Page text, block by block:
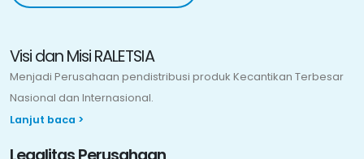
Visi dan Misi RALETSIA
Menjadi Perusahaan pendistribusi produk Kecantikan Terbesar
Nasional dan Internasional.